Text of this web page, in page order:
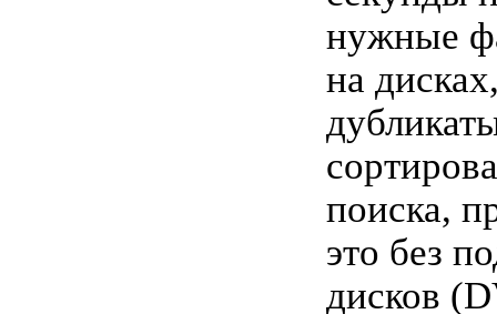
нужные
на
поиска,
это без
дисков